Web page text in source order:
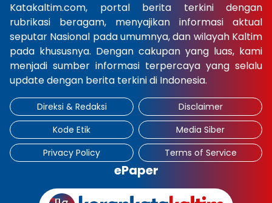
Katakaltim.com, portal berita terkini dengan
rubrikasi beragam, menyajikan informasi aktual
seputar Nasional pada umumnya, dan wilayah Kaltim
pada khususnya. Dengan cakupan yang luas, kami
menjadi sumber informasi terpercaya yang selalu
update dengan berita terkini di Indonesia.
Direksi & Redaksi
Disclaimer
Kode Etik
Media Siber
Privacy Policy
Terms of Service
ePaper